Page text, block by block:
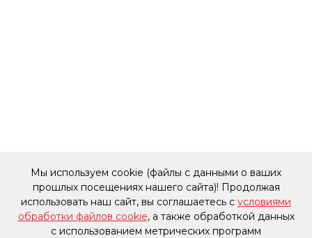
Мы используем cookie (файлы с данными о ваших
прошлых посещениях нашего сайта)! Продолжая
использовать наш сайт, вы соглашаетесь с условиями
обработки файлов cookie, а также обработкой данных
с использованием метрических программ